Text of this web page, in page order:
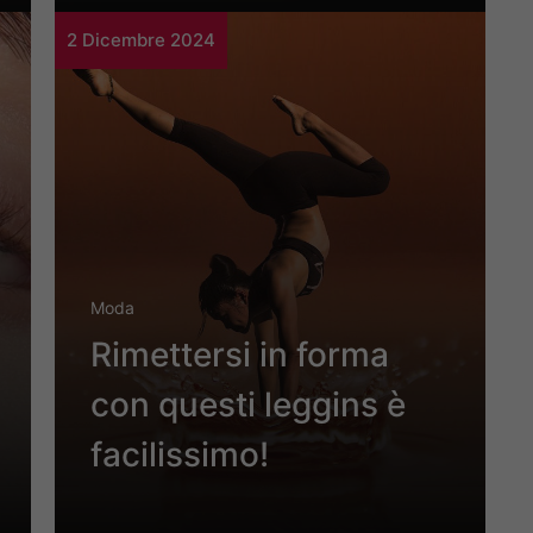
2 Dicembre 2024
Moda
Rimettersi in forma
con questi leggins è
facilissimo!